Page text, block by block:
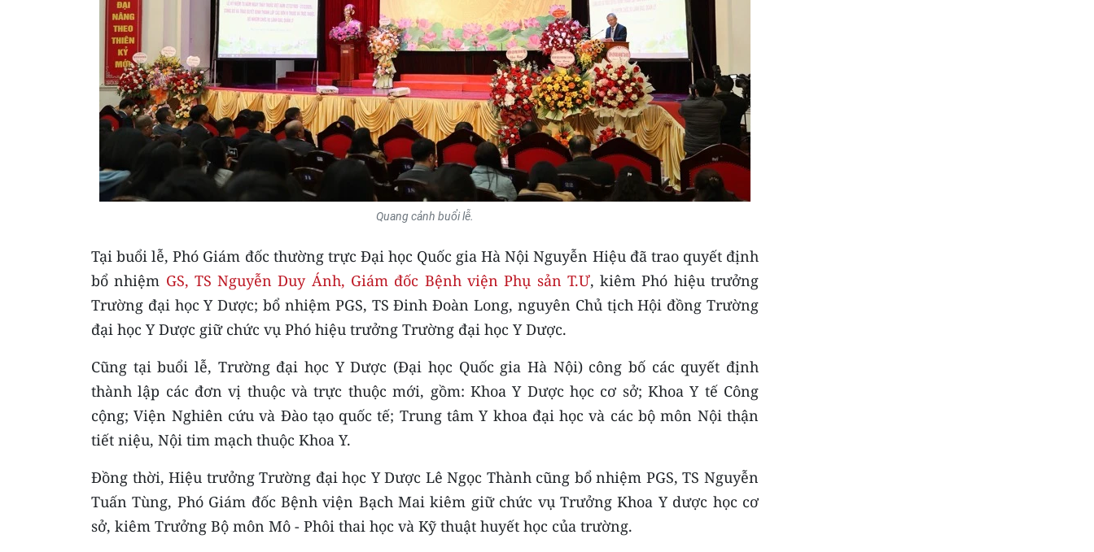
Quang cảnh buổi lễ.
Tại buổi lễ, Phó Giám đốc thường trực Đại học Quốc gia Hà Nội Nguyễn Hiệu đã trao quyết định
bổ nhiệm GS, TS Nguyễn Duy Ánh, Giám đốc Bệnh viện Phụ sản T.Ư, kiêm Phó hiệu trưởng
Trường đại học Y Dược; bổ nhiệm PGS, TS Đinh Đoàn Long, nguyên Chủ tịch Hội đồng Trường
đại học Y Dược giữ chức vụ Phó hiệu trưởng Trường đại học Y Dược.
Cũng tại buổi lễ, Trường đại học Y Dược (Đại học Quốc gia Hà Nội) công bố các quyết định
thành lập các đơn vị thuộc và trực thuộc mới, gồm: Khoa Y Dược học cơ sở; Khoa Y tế Công
cộng; Viện Nghiên cứu và Đào tạo quốc tế; Trung tâm Y khoa đại học và các bộ môn Nội thận
tiết niệu, Nội tim mạch thuộc Khoa Y.
Đồng thời, Hiệu trưởng Trường đại học Y Dược Lê Ngọc Thành cũng bổ nhiệm PGS, TS Nguyễn
Tuấn Tùng, Phó Giám đốc Bệnh viện Bạch Mai kiêm giữ chức vụ Trưởng Khoa Y dược học cơ
sở, kiêm Trưởng Bộ môn Mô - Phôi thai học và Kỹ thuật huyết học của trường.